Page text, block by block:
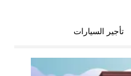
تأجير السيارات